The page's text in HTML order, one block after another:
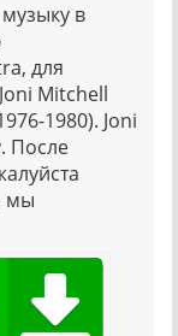
в
для
Mitchell
1980). Joni
После
мы